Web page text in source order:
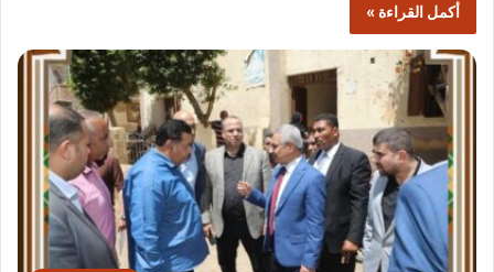
أكمل القراءة »